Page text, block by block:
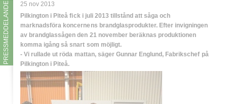
PRESSMEDDELANDE
25 nov 2013
Pilkington i Piteå fick i juli 2013 tillstånd att såga och
marknadsföra koncernens brandglasprodukter. Efter invigningen
av brandglassågen den 21 november beräknas produktionen
komma igång så snart som möjligt.
- Vi rullade ut röda mattan, säger Gunnar Englund , Fabrikschef på
Pilkington i Piteå.